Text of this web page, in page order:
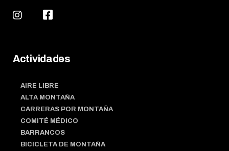
Actividades
AIRE LIBRE
ALTA MONTAÑA
CARRERAS POR MONTAÑA
COMITÉ MÉDICO
BARRANCOS
BICICLETA DE MONTAÑA